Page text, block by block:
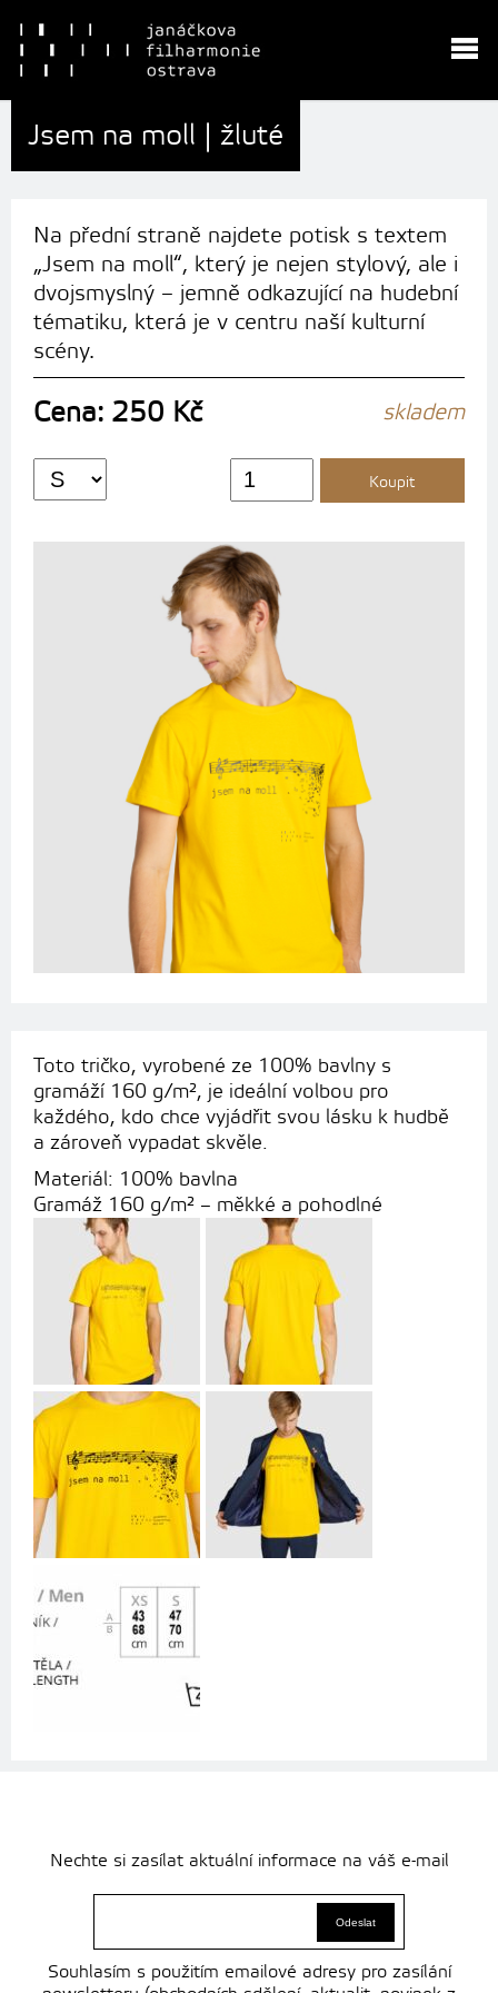
Jsem na moll | žluté
Na přední straně najdete potisk s textem
„Jsem na moll“, který je nejen stylový, ale i
dvojsmyslný – jemně odkazující na hudební
tématiku, která je v centru naší kulturní
scény.
Cena: 250 Kč skladem
Koupit
Toto tričko, vyrobené ze 100% bavlny s
gramáží 160 g/m², je ideální volbou pro
každého, kdo chce vyjádřit svou lásku k hudbě
a zároveň vypadat skvěle.
Materiál: 100% bavlna
Gramáž 160 g/m² – měkké a pohodlné
Nechte si zasílat aktuální informace na váš e-mail
Souhlasím s použitím emailové adresy pro zasílání